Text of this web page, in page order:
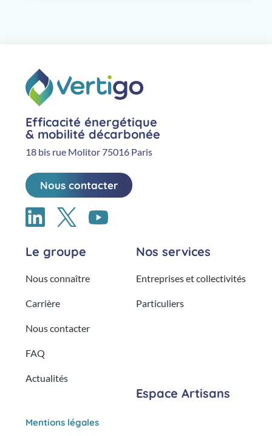
Efficacité énergétique
& mobilité décarbonée
18 bis rue Molitor 75016 Paris
Nous contacter
Le groupe
Nous connaître
Carrière
Nous contacter
FAQ
Actualités
Nos services
Entreprises et collectivités
Particuliers
Espace Artisans
Mentions légales